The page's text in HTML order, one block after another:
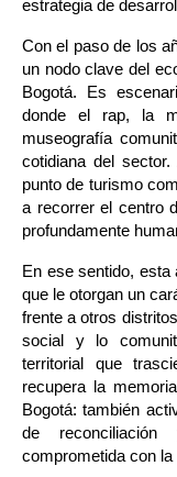
estrategia de
Con el paso de los
un nodo clave del
Bogotá. Es
donde el rap, la
museografía
cotidiana del
punto de turismo
a recorrer el centro
profundamente
En ese sentido,
que le otorgan un
frente a otros
social y lo
territorial que
recupera la
Bogotá: también
de
comprometida con